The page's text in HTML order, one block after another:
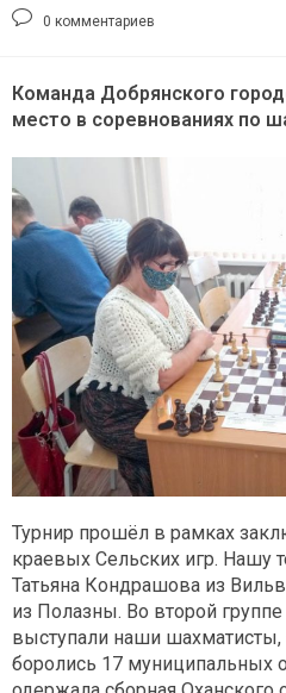
записи:
Комментарии
0 комментариев
Команда Добрянского
место в соревнованиях по
Турнир прошёл в рамках
краевых Сельских игр. Нашу
Татьяна Кондрашова из
из Полазны. Во второй группе
выступали наши
боролись 17 муниципальных